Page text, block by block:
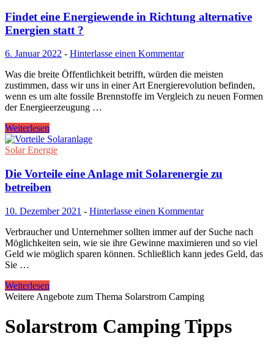
Findet eine Energiewende in Richtung alternative
Energien statt ?
6. Januar 2022 - Hinterlasse einen Kommentar
Was die breite Öffentlichkeit betrifft, würden die meisten
zustimmen, dass wir uns in einer Art Energierevolution befinden,
wenn es um alte fossile Brennstoffe im Vergleich zu neuen Formen
der Energieerzeugung …
Weiterlesen
Solar Energie
Die Vorteile eine Anlage mit Solarenergie zu
betreiben
10. Dezember 2021 - Hinterlasse einen Kommentar
Verbraucher und Unternehmer sollten immer auf der Suche nach
Möglichkeiten sein, wie sie ihre Gewinne maximieren und so viel
Geld wie möglich sparen können. Schließlich kann jedes Geld, das
Sie …
Weiterlesen
Weitere Angebote zum Thema Solarstrom Camping
Solarstrom Camping Tipps